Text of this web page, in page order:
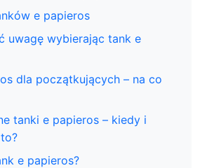
e papieros
uwagę wybierając tank e
dla początkujących – na co
tanki e papieros – kiedy i
e papieros?